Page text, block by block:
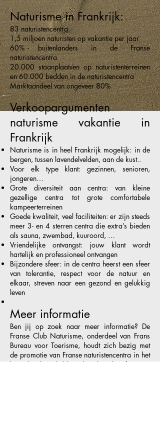
Naturisme in Frankrijk:
83 naturistencentra
1,5 miljoen naturisten op vakantie per jaar
60% buitenlanders in de Franse
naturistencentra
20.000 staanplaatsen op naturistenterreinen
en 60.000 bedden in de naturistencentra
Marktaandeel van ongeveer 80%
Verkoopargumenten
naturisme vakantie in
Frankrijk
Naturisme is in heel Frankrijk mogelijk: in de
bergen, tussen lavendelvelden, aan de kust..
Voor elk type klant: gezinnen, senioren,
jongeren…
Grote diversiteit aan centra: van kleine
gezellige centra tot grote comfortabele
kampeerterreinen
Goede kwaliteit, veel faciliteiten: er zijn steeds
meer 3- en 4 sterren centra die extra’s bieden
als sauna, zwembad, kuuroord, …
Vriendelijke ontvangst: jouw klant wordt
hartelijk en professioneel ontvangen
Bijzondere sfeer: in de centra heerst een sfeer
van tolerantie, respect voor de natuur en
elkaar, streven naar een gezond en gelukkig
leven
Meer informatie
Ben jij op zoek naar meer informatie? De
Franse Club Naturisme, onderdeel van Frans
Bureau voor Toerisme, houdt zich bezig met
de promotie van Franse naturistencentra in het
buitenland. Zij hebben de volgende informatie